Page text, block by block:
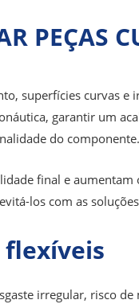
PEÇAS
superfícies curvas
garantir um
do componente.
final e
los com as soluções
flexíveis
irregular, risco de